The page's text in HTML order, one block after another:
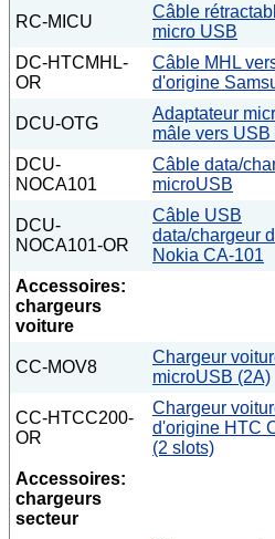
RC-MICU
Câble
micro USB
DC-HTCMHL-
OR
Câble MHL
d'origine
DCU-OTG
Adaptateur
mâle vers
DCU-
NOCA101
Câble data/
microUSB
DCU-
NOCA101-OR
Câble USB
data/chargeur
Nokia CA-101
Accessoires:
chargeurs
voiture
CC-MOV8
Chargeur
microUSB (2A)
CC-HTCC200-
OR
Chargeur
d'origine HTC
(2 slots)
Accessoires:
chargeurs
secteur